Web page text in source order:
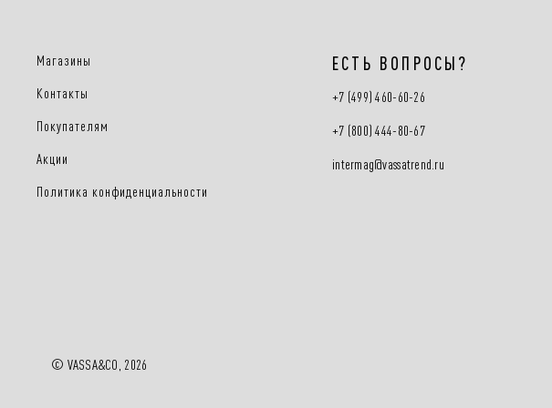
Магазины
Контакты
Покупателям
Акции
Политика конфиденциальности
ЕСТЬ ВОПРОСЫ?
+7 (499) 460-60-26
+7 (800) 444-80-67
intermag@vassatrend.ru
© VASSA&CO, 2026